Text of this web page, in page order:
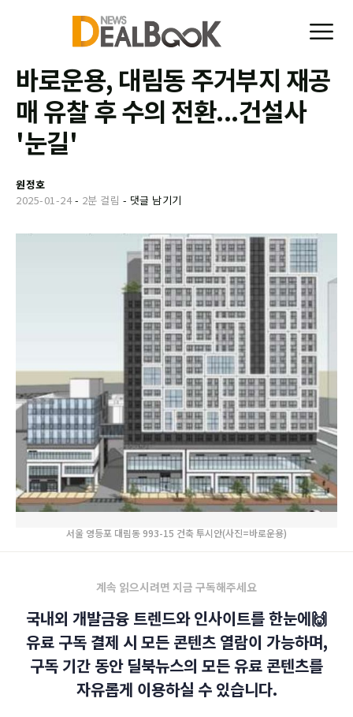
바로운용, 대림동 주거부지 재공
매 유찰 후 수의 전환...건설사
'눈길'
원정호
2025-01-24- 2분 걸림 - 댓글 남기기
서울 영등포 대림동 993-15 건축 투시안(사진=바로운용)
계속 읽으시려면 지금 구독해주세요
국내외 개발금융 트렌드와 인사이트를 한눈에🙌
유료 구독 결제 시 모든 콘텐츠 열람이 가능하며,
구독 기간 동안 딜북뉴스의 모든 유료 콘텐츠를
자유롭게 이용하실 수 있습니다.